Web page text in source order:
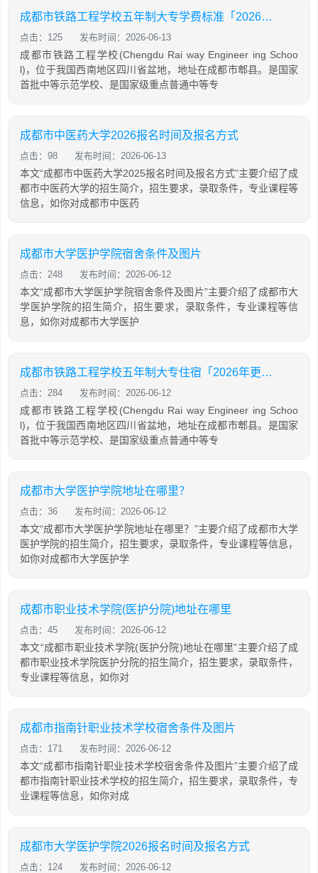
成都市铁路工程学校五年制大专学费标准「2026年更新」
点击：125 发布时间：2026-06-13
成都市铁路工程学校(Chengdu Rai way Engineer ing Schoo
l)，位于我国西南地区四川省盆地，地址在成都市郫县。是国家
首批中等示范学校、是国家级重点普通中等专
成都市中医药大学2026报名时间及报名方式
点击：98 发布时间：2026-06-13
本文“成都市中医药大学2025报名时间及报名方式”主要介绍了成
都市中医药大学的招生简介，招生要求，录取条件，专业课程等
信息，如你对成都市中医药
成都市大学医护学院宿舍条件及图片
点击：248 发布时间：2026-06-12
本文“成都市大学医护学院宿舍条件及图片”主要介绍了成都市大
学医护学院的招生简介，招生要求，录取条件，专业课程等信
息，如你对成都市大学医护
成都市铁路工程学校五年制大专住宿「2026年更新」
点击：284 发布时间：2026-06-12
成都市铁路工程学校(Chengdu Rai way Engineer ing Schoo
l)，位于我国西南地区四川省盆地，地址在成都市郫县。是国家
首批中等示范学校、是国家级重点普通中等专
成都市大学医护学院地址在哪里？
点击：36 发布时间：2026-06-12
本文“成都市大学医护学院地址在哪里？”主要介绍了成都市大学
医护学院的招生简介，招生要求，录取条件，专业课程等信息，
如你对成都市大学医护学
成都市职业技术学院(医护分院)地址在哪里
点击：45 发布时间：2026-06-12
本文“成都市职业技术学院(医护分院)地址在哪里”主要介绍了成
都市职业技术学院医护分院的招生简介，招生要求，录取条件，
专业课程等信息，如你对
成都市指南针职业技术学校宿舍条件及图片
点击：171 发布时间：2026-06-12
本文“成都市指南针职业技术学校宿舍条件及图片”主要介绍了成
都市指南针职业技术学校的招生简介，招生要求，录取条件，专
业课程等信息，如你对成
成都市大学医护学院2026报名时间及报名方式
点击：124 发布时间：2026-06-12